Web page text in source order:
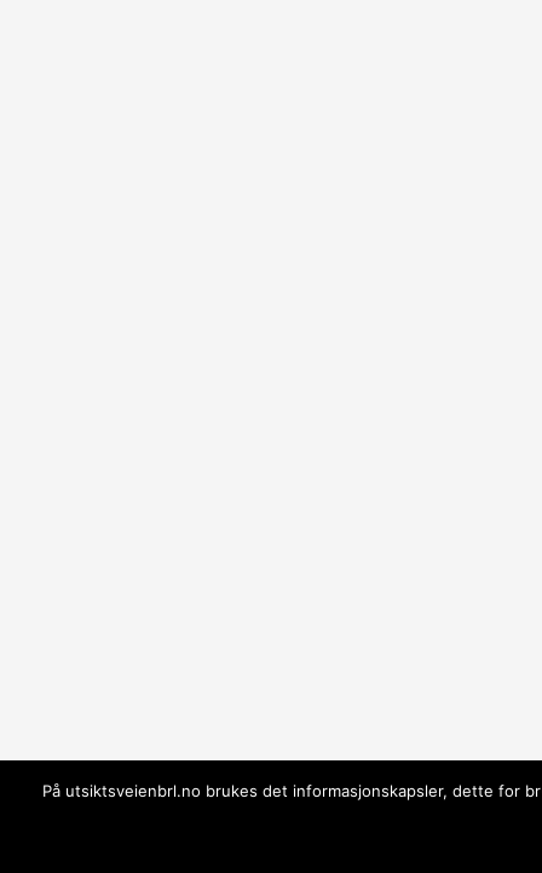
På utsiktsveienbrl.no brukes det informasjonskapsler, dette for